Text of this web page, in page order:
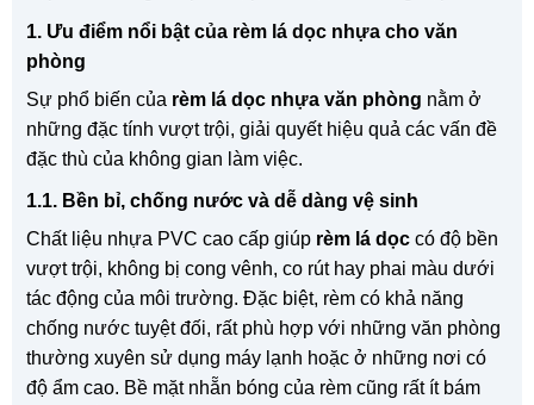
1. Ưu điểm nổi bật của rèm lá dọc nhựa cho văn
phòng
Sự phổ biến của rèm lá dọc nhựa văn phòng nằm ở
những đặc tính vượt trội, giải quyết hiệu quả các vấn đề
đặc thù của không gian làm việc.
1.1. Bền bỉ, chống nước và dễ dàng vệ sinh
Chất liệu nhựa PVC cao cấp giúp rèm lá dọc có độ bền
vượt trội, không bị cong vênh, co rút hay phai màu dưới
tác động của môi trường. Đặc biệt, rèm có khả năng
chống nước tuyệt đối, rất phù hợp với những văn phòng
thường xuyên sử dụng máy lạnh hoặc ở những nơi có
độ ẩm cao. Bề mặt nhẵn bóng của rèm cũng rất ít bám